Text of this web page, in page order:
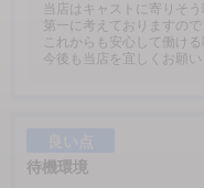
当店はキャストに寄りそ
第一に考えておりますので
これからも安心して働け
今後も当店を宜しくお願
待機環境